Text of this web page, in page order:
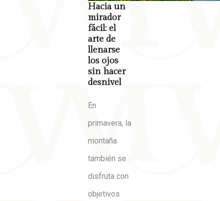
Hacia un
mirador
fácil: el
arte de
llenarse
los ojos
sin hacer
desnivel
En
primavera, la
montaña
también se
disfruta con
objetivos